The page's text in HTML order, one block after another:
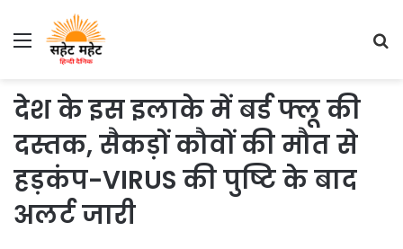
Menu
देश के इस इलाके में बर्ड फ्लू की
दस्तक, सैकड़ों कौवों की मौत से
हड़कंप-VIRUS की पुष्टि के बाद
अलर्ट जारी